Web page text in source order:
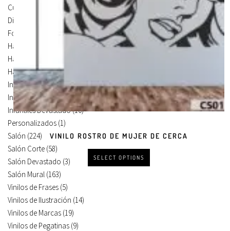
VINILO ROSTRO DE MUJER DE CERCA
SELECT OPTIONS
Cuadros en Vinilos (105)
Diseños en Vinilo
(8)
Foto Lienzo
Habitación
Habitación Corte
Habitación Devastado
Infantiles(75)
Infantiles Corte (65)
Infantiles Devastado(10)
Personalizados (1)
Salón (224)
Salón Corte (58)
Salón Devastado (3)
Salón Mural (163)
Vinilos de Frases (5)
Vinilos de Ilustración (14)
Vinilos de Marcas (19)
Vinilos de Pegatinas (9)